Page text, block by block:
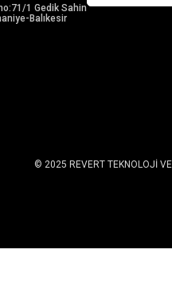
1 Gedik Sahin
Balıkesir
© 2025 REVERT TEKNOLOJİ VE